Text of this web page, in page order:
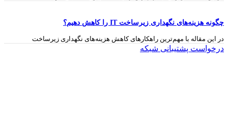
چگونه هزینه‌های نگهداری زیرساخت IT را کاهش دهیم؟
در این مقاله با مهم‌ترین راهکارهای کاهش هزینه‌های نگهداری زیرساخت
درخواست پشتیبانی شبکه